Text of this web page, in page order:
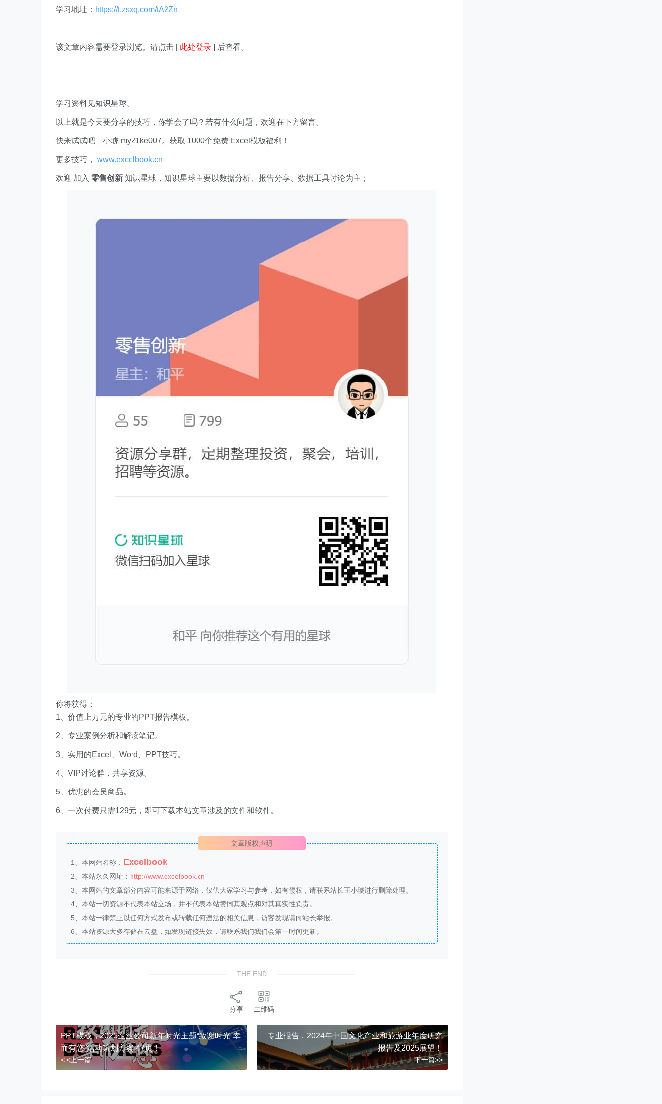
学习地址： https://t.zsxq.com/tA2Zn
该文章内容需要登录浏览。请点击 [ 此处登录 ] 后查看。
学习资料见知识星球。
以上就是今天要分享的技巧，你学会了吗？若有什么问题，欢迎在下方留言。
快来试试吧，小琥 my21ke007。获取 1000个免费 Excel模板福利​​​​！
更多技巧， www.excelbook.cn
欢迎 加入 零售创新 知识星球，知识星球主要以数据分析、报告分享、数据工具讨论为主；
你将获得：
1、价值上万元的专业的PPT报告模板。
2、专业案例分析和解读笔记。
3、实用的Excel、Word、PPT技巧。
4、VIP讨论群，共享资源。
5、优惠的会员商品。
6、一次付费只需129元，即可下载本站文章涉及的文件和软件。
文章版权声明
1、本网站名称： Excelbook
2、本站永久网址： http://www.excelbook.cn
3、本网站的文章部分内容可能来源于网络，仅供大家学习与参考，如有侵权，请联系站长王小琥进行删除处理。
4、本站一切资源不代表本站立场，并不代表本站赞同其观点和对其真实性负责。
5、本站一律禁止以任何方式发布或转载任何违法的相关信息，访客发现请向站长举报。
6、本站资源大多存储在云盘，如发现链接失效，请联系我们我们会第一时间更新。
THE END
分享 二维码
PPT模板，2025企业公司新年时光主题“致谢时光·幸
而有您”活动策划方案 47页！
< <上一篇
专业报告：2024年中国文化产业和旅游业年度研究
报告及2025展望！
下一篇>>